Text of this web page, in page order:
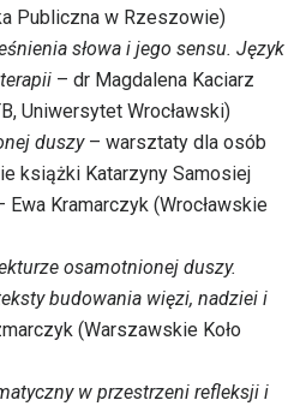
Publiczna w Rzeszowie)
słowa i jego sensu. Język
– dr Magdalena Kaciarz
Uniwersytet Wrocławski)
duszy– warsztaty dla osób
książki Katarzyny Samosiej
Ewa Kramarczyk (Wrocławskie
osamotnionej duszy.
budowania więzi, nadziei i
(Warszawskie Koło
w przestrzeni refleksji i